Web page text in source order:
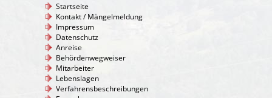
Startseite
Kontakt / Mängelmeldung
Impressum
Datenschutz
Anreise
Behördenwegweiser
Mitarbeiter
Lebenslagen
Verfahrensbeschreibungen